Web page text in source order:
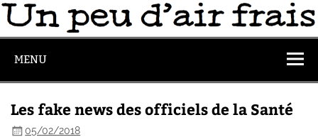
MENU
Les fake news des officiels de la Santé
05/02/2018